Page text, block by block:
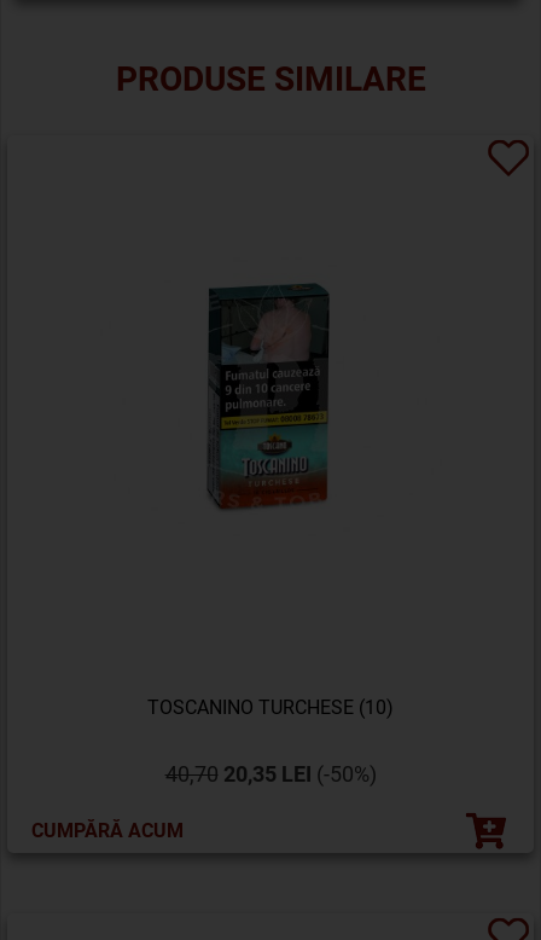
PRODUSE SIMILARE
TOSCANINO TURCHESE (10)
40,70 20,35 LEI (-50%)
CUMPĂRĂ ACUM